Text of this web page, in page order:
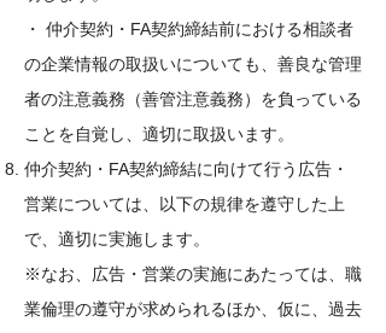
・ 仲介契約・FA契約締結前における相談者
の企業情報の取扱いについても、善良な管理
者の注意義務（善管注意義務）を負っている
ことを自覚し、適切に取扱います。
仲介契約・FA契約締結に向けて行う広告・
営業については、以下の規律を遵守した上
で、適切に実施します。
※なお、広告・ 営業の実施にあたっては、職
業倫理の遵守が求められるほか、仮に、過去